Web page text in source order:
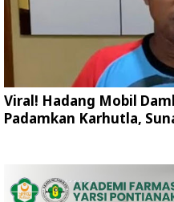
Viral! Hadang Mobil
Padamkan Karhutla,